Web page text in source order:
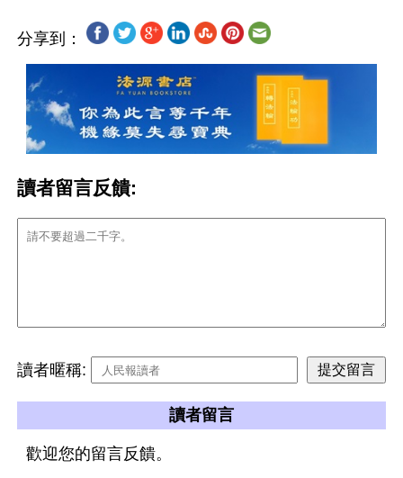
分享到：
讀者留言反饋:
讀者暱稱:
讀者留言
歡迎您的留言反饋。